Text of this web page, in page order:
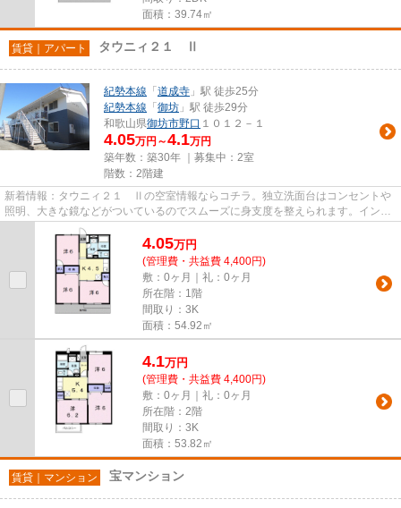
面積：39.74㎡
賃貸｜アパート タウニィ２１ Ⅱ
紀勢本線 「 道成寺 」駅 徒歩25分
紀勢本線 「 御坊 」駅 徒歩29分
和歌山県御坊市野口 １０１２－１
4.05万円～4.1万円
築年数：築30年 ｜募集中： 2室
階数：2階建
新着情報：タウニィ２１ Ⅱの空室情報ならコチラ。独立洗面台はコンセントや
照明、大きな鏡などがついているのでスムーズに身支度を整えられます。インタ
ーホン越しに来訪者を確認でき...
4.05万円
(管理費・共益費 4,400円)
敷：0ヶ月｜礼：0ヶ月
所在階：1階
間取り：3K
面積：54.92㎡
4.1万円
(管理費・共益費 4,400円)
敷：0ヶ月｜礼：0ヶ月
所在階：2階
間取り：3K
面積：53.82㎡
賃貸｜マンション 宝マンション